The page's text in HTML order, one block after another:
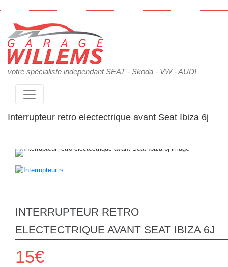
votre spécialiste independant SEAT - Skoda - VW - AUDI
Interrupteur retro electectrique avant Seat Ibiza 6j
INTERRUPTEUR RETRO
ELECTECTRIQUE AVANT SEAT IBIZA 6J
15€